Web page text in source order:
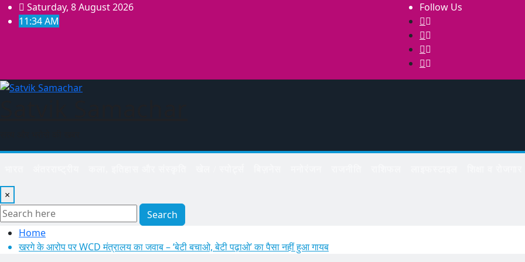
Skip
to
Saturday, 8 August 2026
11:34 AM
Follow Us
×
Search
Home
खरगे के आरोप पर WCD मंत्रालय का जवाब – ‘बेटी बचाओ, बेटी पढ़ाओ’ का पैसा नहीं हुआ गायब